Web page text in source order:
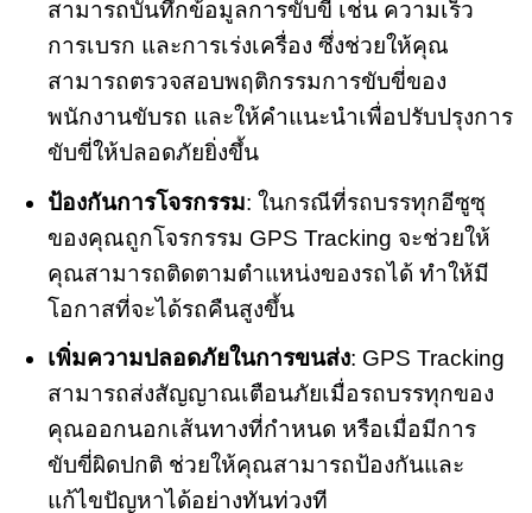
สามารถบันทึกข้อมูลการขับขี่ เช่น ความเร็ว
การเบรก และการเร่งเครื่อง ซึ่งช่วยให้คุณ
สามารถตรวจสอบพฤติกรรมการขับขี่ของ
พนักงานขับรถ และให้คำแนะนำเพื่อปรับปรุงการ
ขับขี่ให้ปลอดภัยยิ่งขึ้น
ป้องกันการโจรกรรม: ในกรณีที่รถบรรทุกอีซูซุ
ของคุณถูกโจรกรรม GPS Tracking จะช่วยให้
คุณสามารถติดตามตำแหน่งของรถได้ ทำให้มี
โอกาสที่จะได้รถคืนสูงขึ้น
เพิ่มความปลอดภัยในการขนส่ง: GPS Tracking
สามารถส่งสัญญาณเตือนภัยเมื่อรถบรรทุกของ
คุณออกนอกเส้นทางที่กำหนด หรือเมื่อมีการ
ขับขี่ผิดปกติ ช่วยให้คุณสามารถป้องกันและ
แก้ไขปัญหาได้อย่างทันท่วงที